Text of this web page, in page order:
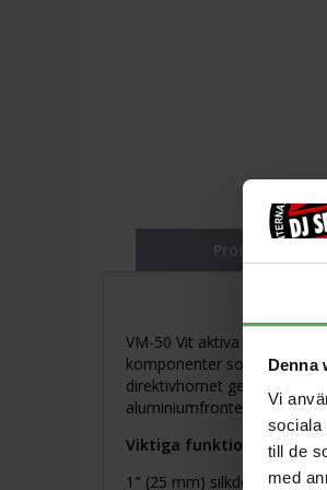
Denna
Vi
sociala
till de
med
VM-50 Vit aktiva
komponenter som Class
direktivhornet ger ett brett
aluminiumfronten minskar
Viktiga funktioner:
1" (25 mm)